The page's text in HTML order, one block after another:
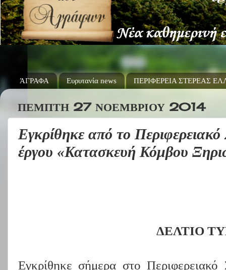
ΆΓΡΑΦΑ Ευρυτανία news ΠΕΡΙΦΕΡΕΙΑ ΣΤΕΡΕΑΣ
ΠΈΜΠΤΗ 27 ΝΟΕΜΒΡΊΟΥ 2014
Εγκρίθηκε από το
έργου «Κατασκευή Κόμβου
ΔΕΛΤΙΟ
Εγκρίθηκε σήμερα στο